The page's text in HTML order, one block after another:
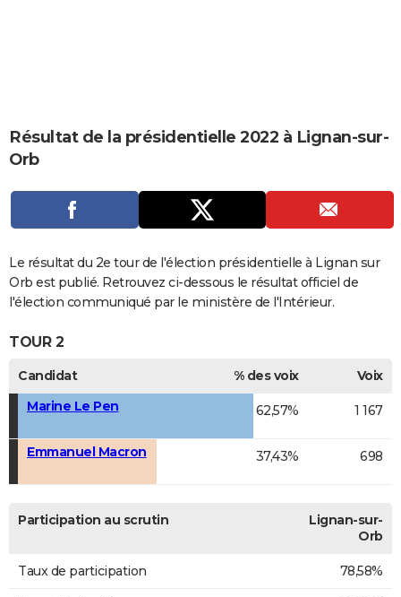
CARTE DE VOEUX
Carte de Noël
Carte Bonne année
Carte Saint-Valentin
Carte Pâques
Carte d'anniversaire
DICTIONNAIRE
Dictionnaire
Biographies
Expressions
Proverbes
PROGRAMME TV
S'inscrire
Se connecter
Lycées
Collèges
Primaires
Universités
Entreprises
Service militaire
Avis de recherche
AVIS DE DÉCÈS
Bricolage
Lifestyle
Culture
Sport
Auto
Television
Voyage
Cinema
Résultat de la présidentielle 2022 à Lignan-sur-
Orb
Le résultat du 2e tour de l'élection présidentielle à Lignan sur
Orb est publié. Retrouvez ci-dessous le résultat officiel de
l'élection communiqué par le ministère de l'Intérieur.
TOUR 2
Candidat % des voix
Voix
Marine Le Pen
62,57% 1 167
Emmanuel Macron 37,43% 698
Participation au scrutin
Lignan-sur-
Orb
Taux de participation 78,58%